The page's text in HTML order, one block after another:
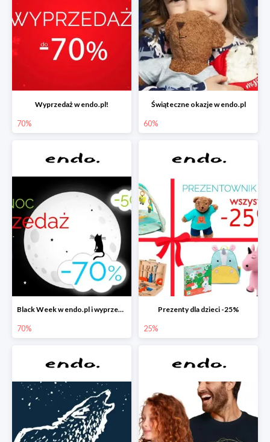
Wyprzedaż w endo.pl!
70%
Świąteczne okazje w endo.pl
60%
Black Week w endo.pl i wyprzedaże do -70&
70%
Prezenty dla dzieci -25%
25%